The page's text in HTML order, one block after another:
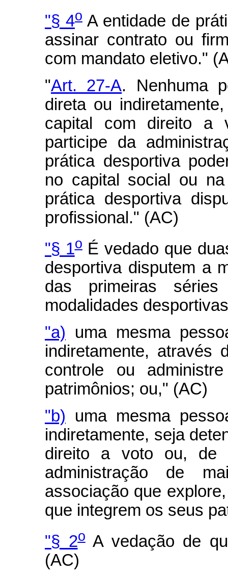
"§ 4o A entidade de
assinar contrato ou
com mandato eletivo."
"Art. 27-A. Nenhuma
direta ou
capital com direito a
participe da
prática desportiva
no capital social ou
prática desportiva
profissional." (AC)
"§ 1oÉ vedado que
desportiva disputem a
das primeiras
modalidades
"a) uma mesma
indiretamente, através
controle ou
patrimônios; ou," (AC)
"b) uma mesma
indiretamente, seja
direito a voto ou, de
administração de
associação que
que integrem os seus
"§ 2oA vedação de
(AC)